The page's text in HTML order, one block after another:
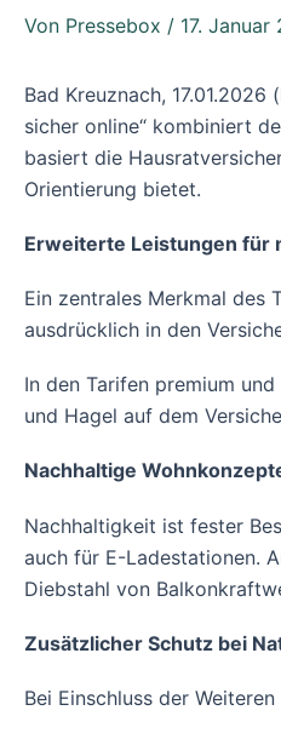
Von Pressebox / 17. Januar
Bad Kreuznach,
sicher online“ kombiniert
basiert die
Orientierung bietet.
Erweiterte Leistungen für
Ein zentrales Merkmal des
ausdrücklich in den
In den Tarifen premium
und Hagel auf dem
Nachhaltige
Nachhaltigkeit ist fester
auch für E-Ladestationen.
Diebstahl von
Zusätzlicher Schutz bei
Bei Einschluss der